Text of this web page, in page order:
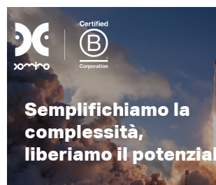
Semplifichiamo la
complessità,
liberiamo il